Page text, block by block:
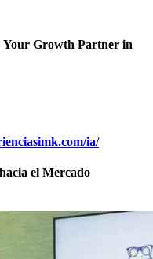
Growth Partner in
ia/
el Mercado